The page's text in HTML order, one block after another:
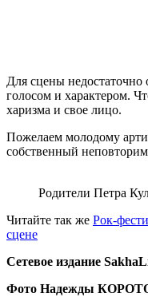
Для сцены
голосом и характером.
харизма и свое лицо.
Пожелаем молодому
собственный
Родители Петра
Читайте так же Рок-
сцене
Сетевое издание
Фото Надежды